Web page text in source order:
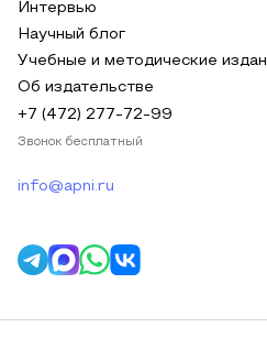
Интервью
Научный блог
Учебные и методические
Об издательстве
+7 (472) 277-72-99
Звонок бесплатный
info@apni.ru